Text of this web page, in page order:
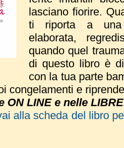
lasciano fiorire.
ti riporta a una
elaborata,
quando quel
di questo libro è
con la tua parte
congelamenti e
ON LINE e nelle
alla scheda del libro